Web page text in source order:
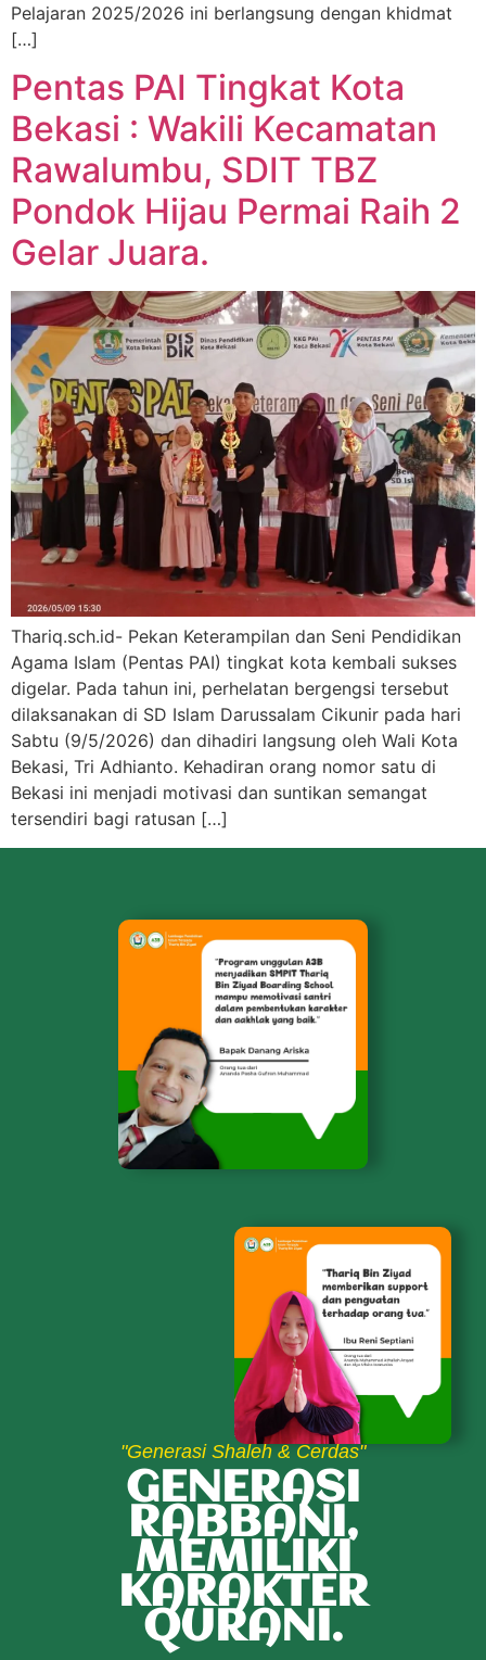
Pelajaran 2025/2026 ini berlangsung dengan khidmat
[…]
Pentas PAI Tingkat Kota
Bekasi : Wakili Kecamatan
Rawalumbu, SDIT TBZ
Pondok Hijau Permai Raih 2
Gelar Juara.
Thariq.sch.id- Pekan Keterampilan dan Seni Pendidikan
Agama Islam (Pentas PAI) tingkat kota kembali sukses
digelar. Pada tahun ini, perhelatan bergengsi tersebut
dilaksanakan di SD Islam Darussalam Cikunir pada hari
Sabtu (9/5/2026) dan dihadiri langsung oleh Wali Kota
Bekasi, Tri Adhianto. Kehadiran orang nomor satu di
Bekasi ini menjadi motivasi dan suntikan semangat
tersendiri bagi ratusan […]
"Generasi Shaleh & Cerdas"
GENERASI
RABBANI,
MEMILIKI
KARAKTER
QURANI.